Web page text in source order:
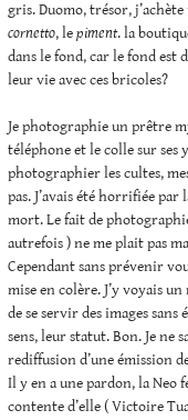
gris. Duomo, trésor,
cornetto, lepiment. la
dans le fond, car le fond
leur vie avec ces bricoles?
Je photographie un prêtre
téléphone et le colle sur ses
photographier les cultes,
pas. J’avais été horrifiée par
mort. Le fait de
autrefois ) ne me plait pas
Cependant sans prévenir
mise en colère. J’y voyais
de se servir des images
sens, leur statut. Bon. Je ne
rediffusion d’une émission
Il y en a une pardon, la Neo
contente d’elle ( Victoire